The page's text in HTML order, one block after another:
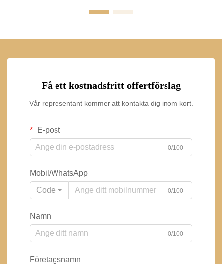
Få ett kostnadsfritt offertförslag
Vår representant kommer att kontakta dig inom kort.
E-post
0/100
Mobil/WhatsApp
Code
0/100
Namn
0/100
Företagsnamn